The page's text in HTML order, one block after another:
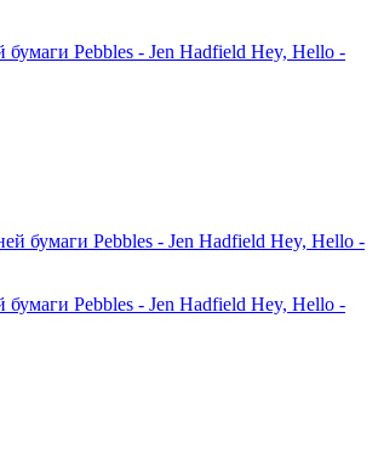
бумаги Pebbles - Jen Hadfield Hey, Hello -
бумаги Pebbles - Jen Hadfield Hey, Hello -